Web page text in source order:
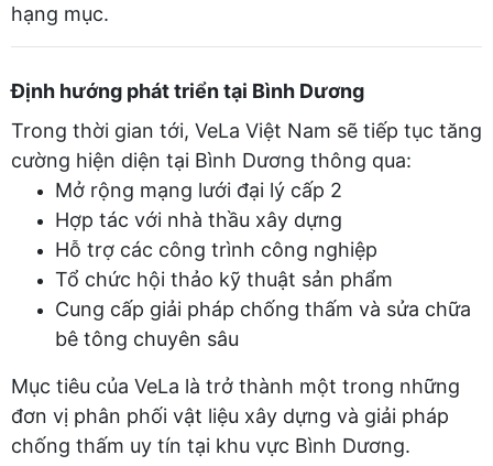
hạng mục.
Định hướng phát triển tại Bình Dương
Trong thời gian tới, VeLa Việt Nam sẽ tiếp tục tăng
cường hiện diện tại Bình Dương thông qua:
Mở rộng mạng lưới đại lý cấp 2
Hợp tác với nhà thầu xây dựng
Hỗ trợ các công trình công nghiệp
Tổ chức hội thảo kỹ thuật sản phẩm
Cung cấp giải pháp chống thấm và sửa chữa
bê tông chuyên sâu
Mục tiêu của VeLa là trở thành một trong những
đơn vị phân phối vật liệu xây dựng và giải pháp
chống thấm uy tín tại khu vực Bình Dương.